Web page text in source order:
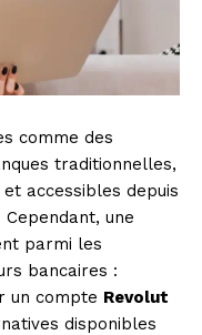
comme des
traditionnelles,
accessibles depuis
une
parmi les
bancaires :
un compte Revolut
disponibles